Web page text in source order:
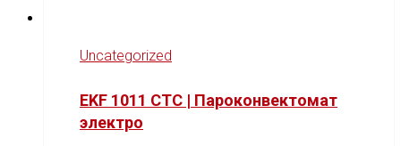
Uncategorized
EKF 1011 CTC | Пароконвектомат
электро